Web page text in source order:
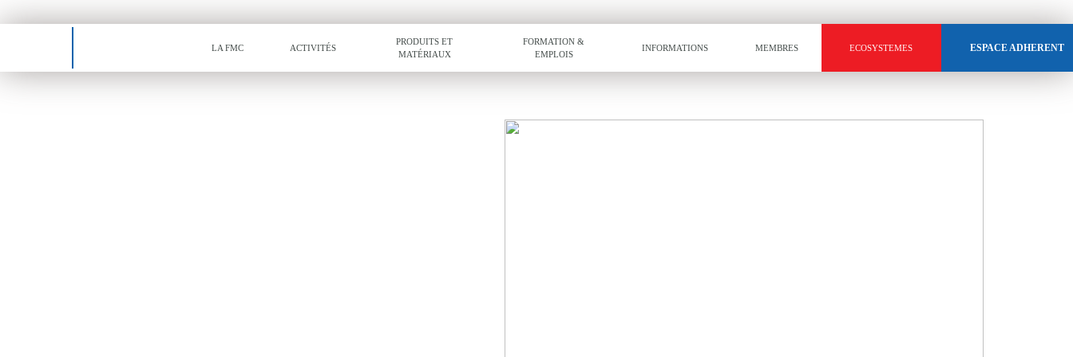
LA FMC ACTIVITÉS
PRODUITS ET
MATÉRIAUX
FORMATION &
EMPLOIS
INFORMATIONS MEMBRES ECOSYSTEMES ESPACE ADHERENT